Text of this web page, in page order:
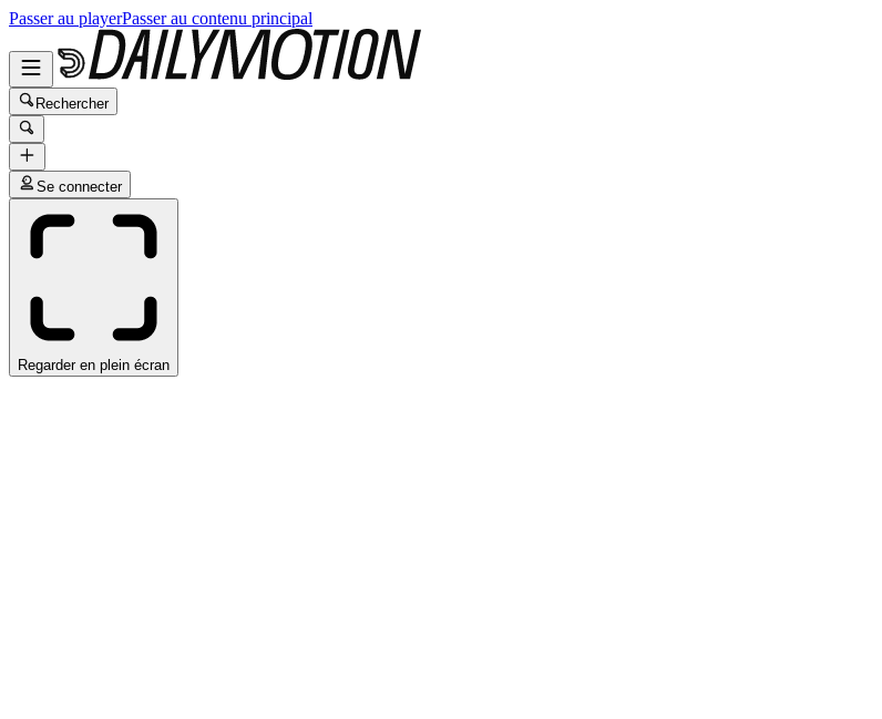
Passer au playerPasser au contenu principal
Rechercher
Se connecter
Regarder en plein écran